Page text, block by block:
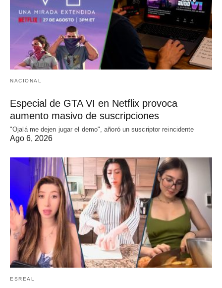
NACIONAL
Especial de GTA VI en Netflix provoca
aumento masivo de suscripciones
"Ojalá me dejen jugar el demo", añoró un suscriptor reincidente
Ago 6, 2026
ESREAL